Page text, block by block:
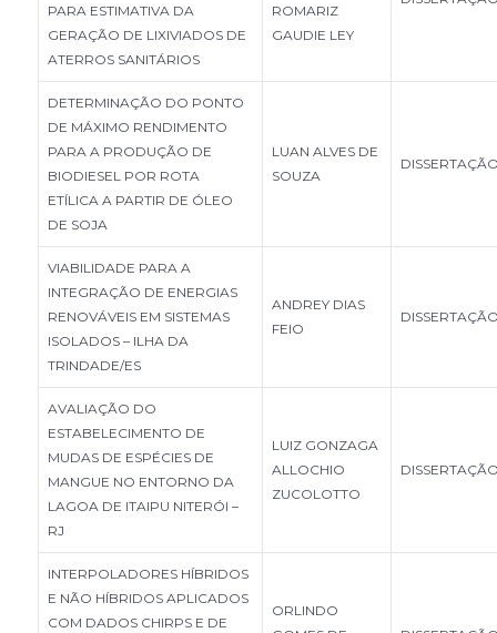
PARA ESTIMATIVA DA
GERAÇÃO DE LIXIVIADOS DE
ATERROS SANITÁRIOS
ROMARIZ
GAUDIE LEY
DETERMINAÇÃO DO PONTO
DE MÁXIMO RENDIMENTO
PARA A PRODUÇÃO DE
BIODIESEL POR ROTA
ETÍLICA A PARTIR DE ÓLEO
DE SOJA
LUAN ALVES DE
SOUZA
VIABILIDADE PARA A
INTEGRAÇÃO DE ENERGIAS
RENOVÁVEIS EM SISTEMAS
ISOLADOS – ILHA DA
TRINDADE/ES
ANDREY DIAS
FEIO
AVALIAÇÃO DO
ESTABELECIMENTO DE
MUDAS DE ESPÉCIES DE
MANGUE NO ENTORNO DA
LAGOA DE ITAIPU NITERÓI –
RJ
LUIZ GONZAGA
ALLOCHIO
ZUCOLOTTO
INTERPOLADORES HÍBRIDOS
E NÃO HÍBRIDOS APLICADOS
COM DADOS CHIRPS E DE
ORLINDO